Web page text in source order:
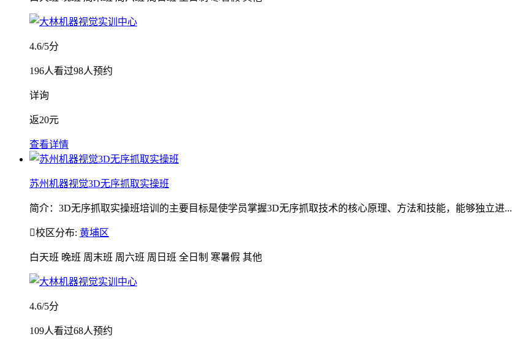
4.6/5分
196人看过98人预约
详询
返20元
查看详情
苏州机器视觉3D无序抓取实操班
简介：3D无序抓取实操班培训的主要目标是使学员掌握3D无序抓取技术的核心原理、方法和技能，能够独立进...
校区分布: 黄埔区
白天班 晚班 周末班 周六班 周日班 全日制 寒暑假 其他
4.6/5分
109人看过68人预约